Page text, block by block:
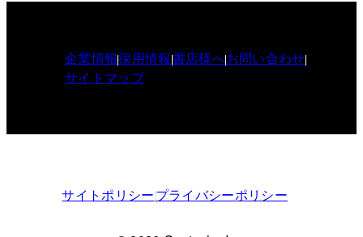
企業情報採用情報書店様へお問い合わせ
サイトマップ
サイトポリシープライバシーポリシー